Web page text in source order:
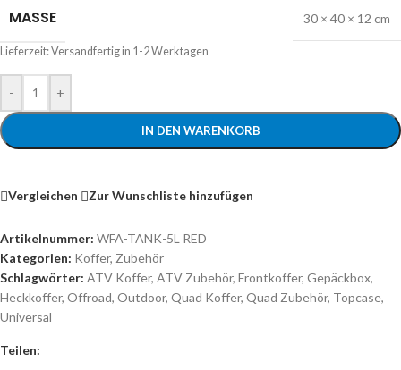
MASSE 30 × 40 × 12 cm
Lieferzeit:Versandfertig in 1-2 Werktagen
- +
IN DEN WARENKORB
Vergleichen Zur Wunschliste hinzufügen
Artikelnummer: WFA-TANK-5L RED
Kategorien: Koffer, Zubehör
Schlagwörter: ATV Koffer, ATV Zubehör, Frontkoffer, Gepäckbox,
Heckkoffer, Offroad, Outdoor, Quad Koffer, Quad Zubehör, Topcase,
Universal
Teilen: